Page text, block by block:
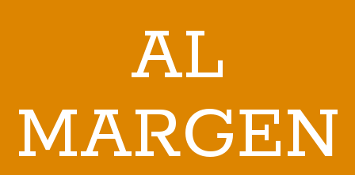
AL
MARGEN